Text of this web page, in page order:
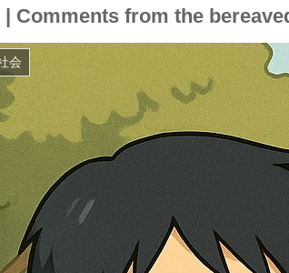
| Comments from the
会